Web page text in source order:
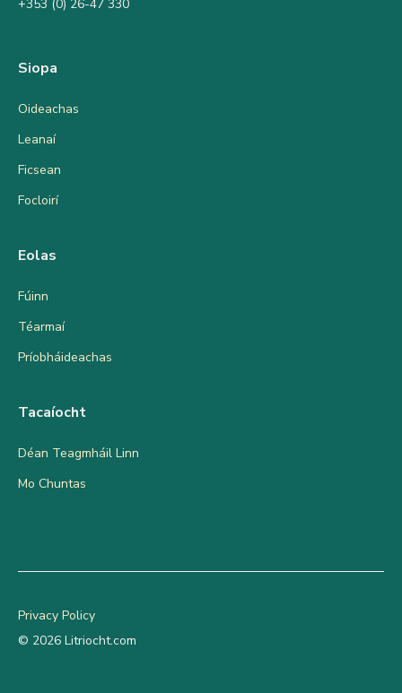
+353 (0) 26-47 330
Siopa
Oideachas
Leanaí
Ficsean
Focloirí
Eolas
Fúinn
Téarmaí
Príobháideachas
Tacaíocht
Déan Teagmháil Linn
Mo Chuntas
© 2026 Litriocht.com
Privacy Policy